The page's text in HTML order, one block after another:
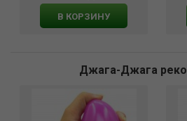
В КОРЗИНУ
Джага-Джага